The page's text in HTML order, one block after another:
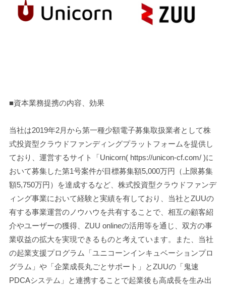
■資本業務提携の内容、効果
当社は2019年2月から第一種少額電子募集取扱業者として株
式投資型クラウドファンディングプラットフォームを提供し
ており、運営するサイト「Unicorn( https://unicon-cf.com/ )に
おいて募集した第1号案件が目標募集額5,000万円（上限募集
額5,750万円）を達成するなど、株式投資型クラウドファンデ
ィング事業において経験と実績を有しており、当社とZUUの
有する事業運営のノウハウを共有することで、相互の顧客紹
介やユーザーの獲得、ZUU onlineの活用等を通じ、双方の事
業収益の拡大を実現できるものと考えています。また、当社
の起業支援プログラム「ユニコーンインキュベーションプロ
グラム」や「企業成長丸ごとサポート」とZUUの「鬼速
PDCAシステム」と連携することで起業後も高成長を生み出